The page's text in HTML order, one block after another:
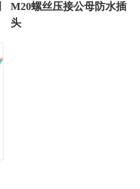
M20螺丝压接公母防水插
头